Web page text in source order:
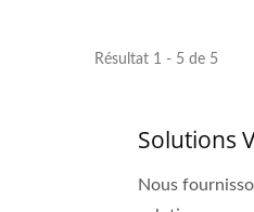
Résultat 1 - 5 de 5
Solutions
Nous